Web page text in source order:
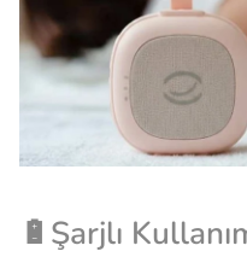
🔋Şarjlı